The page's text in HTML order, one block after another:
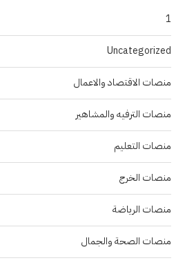
1
Uncategorized
منصات الاقتصاد والاعمال
منصات الترفيه والمشاهير
منصات التعليم
منصات الخرج
منصات الرياضة
منصات الصحة والجمال